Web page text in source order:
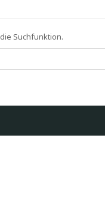
Suchfunktion.